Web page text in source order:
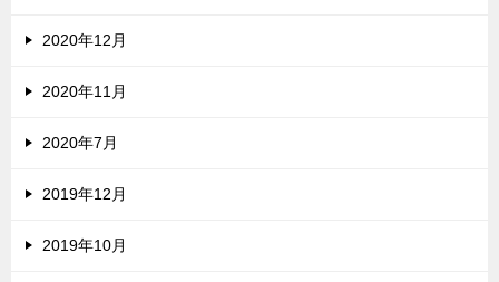
2020年12月
2020年11月
2020年7月
2019年12月
2019年10月